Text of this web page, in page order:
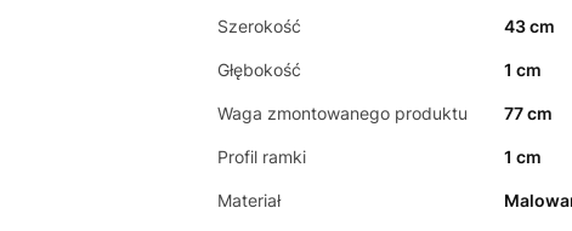
Szerokość 43 cm
Głębokość 1 cm
Waga zmontowanego produktu 77 cm
Profil ramki 1 cm
Materiał